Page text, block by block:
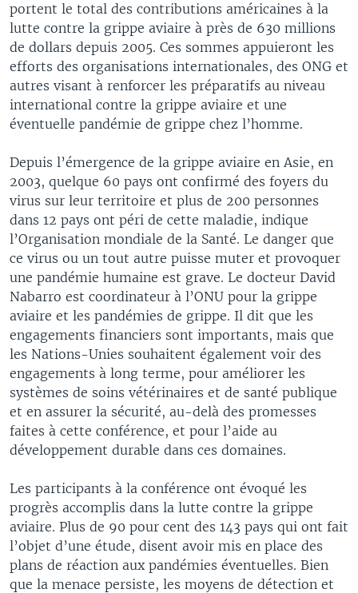
portent le total des contributions américaines à la
lutte contre la grippe aviaire à près de 630 millions
de dollars depuis 2005. Ces sommes appuieront les
efforts des organisations internationales, des ONG et
autres visant à renforcer les préparatifs au niveau
international contre la grippe aviaire et une
éventuelle pandémie de grippe chez l’homme.
Depuis l’émergence de la grippe aviaire en Asie, en
2003, quelque 60 pays ont confirmé des foyers du
virus sur leur territoire et plus de 200 personnes
dans 12 pays ont péri de cette maladie, indique
l’Organisation mondiale de la Santé. Le danger que
ce virus ou un tout autre puisse muter et provoquer
une pandémie humaine est grave. Le docteur David
Nabarro est coordinateur à l’ONU pour la grippe
aviaire et les pandémies de grippe. Il dit que les
engagements financiers sont importants, mais que
les Nations-Unies souhaitent également voir des
engagements à long terme, pour améliorer les
systèmes de soins vétérinaires et de santé publique
et en assurer la sécurité, au-delà des promesses
faites à cette conférence, et pour l’aide au
développement durable dans ces domaines.
Les participants à la conférence ont évoqué les
progrès accomplis dans la lutte contre la grippe
aviaire. Plus de 90 pour cent des 143 pays qui ont fait
l’objet d’une étude, disent avoir mis en place des
plans de réaction aux pandémies éventuelles. Bien
que la menace persiste, les moyens de détection et